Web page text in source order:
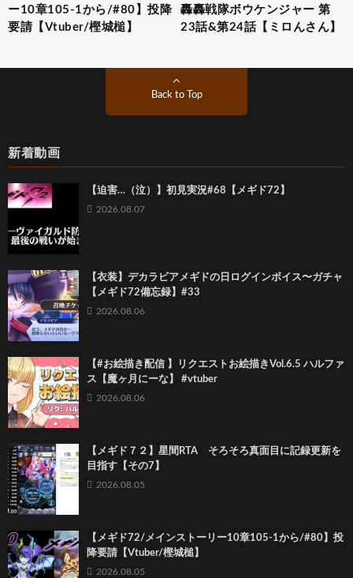
ー10章105-1から/#80】投降
要請【Vtuber/樫城槌】
轟轟戦隊ボウケンジャー 第
23話&第24話【ミロんさん】
Back to Top
新着動画
【迫害…（泣）】初見実況#68【メギド72】
2026.08.07
【衣装】デカラビアメギドの日ログインボイス〜ガチャ
【メギド72備忘録】#33
2026.08.06
【#お絵描き配信 】リクエストお絵描きVol.6.5 ハルファ
ス【魔ヶ月にーな】 #vtuber
2026.08.06
【メギド７２】星間RTA そろそろ真面目に記録更新を
目指す【その7】
2026.08.05
【メギド72/メインストーリー10章105-1から/#80】投
降要請【Vtuber/樫城槌】
2026.08.05